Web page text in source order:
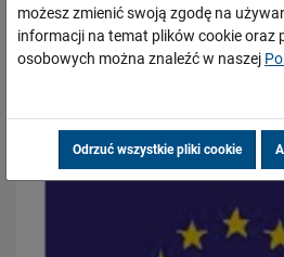
wykonawcę robót budowlanych
modernizacji torów, sieci trakcyjnej
towarzyszącymi na odcinku od
Galeria
Dobre zmiany dla mieszkańców Katowic.
możesz zmienić swoją zgodę na
informacji na temat plików cookie oraz
osobowych można znaleźć w naszej
Odrzuć wszystkie pliki cookie